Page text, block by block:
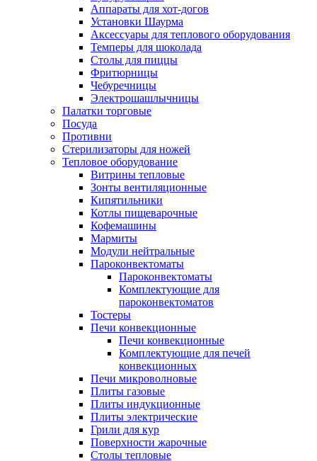
Аппараты для хот-догов
Установки Шаурма
Аксессуары для теплового оборудования
Темперы для шоколада
Столы для пиццы
Фритюрницы
Чебуречницы
Электрошашлычницы
Палатки торговые
Посуда
Противни
Стерилизаторы для ножей
Тепловое оборудование
Витрины тепловые
Зонты вентиляционные
Кипятильники
Котлы пищеварочные
Кофемашины
Мармиты
Модули нейтральные
Пароконвектоматы
Пароконвектоматы
Комплектующие для
пароконвектоматов
Тостеры
Печи конвекционные
Печи конвекционные
Комплектующие для печей
конвекционных
Печи микроволновые
Плиты газовые
Плиты индукционные
Плиты электрические
Грили для кур
Поверхности жарочные
Столы тепловые